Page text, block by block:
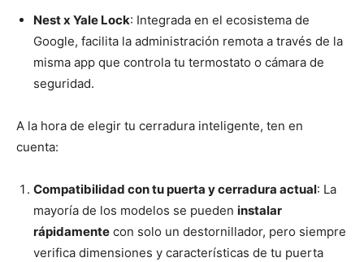
Nest x Yale Lock: Integrada en el ecosistema de
Google, facilita la administración remota a través de la
misma app que controla tu termostato o cámara de
seguridad.
A la hora de elegir tu cerradura inteligente, ten en
cuenta:
Compatibilidad con tu puerta y cerradura actual: La
mayoría de los modelos se pueden instalar
rápidamente con solo un destornillador, pero siempre
verifica dimensiones y características de tu puerta